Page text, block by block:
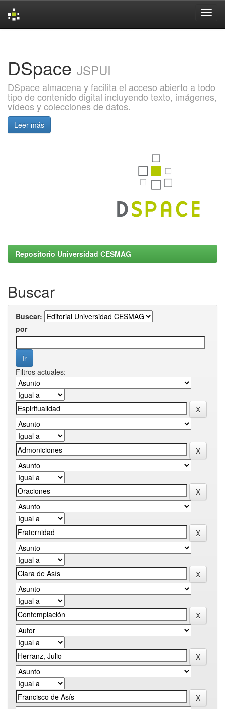
DSpace JSPUI
DSpace almacena y facilita el acceso abierto a todo
tipo de contenido digital incluyendo texto, imágenes,
vídeos y colecciones de datos.
Leer más
Repositorio Universidad CESMAG
Buscar
Buscar:
por
Filtros actuales: